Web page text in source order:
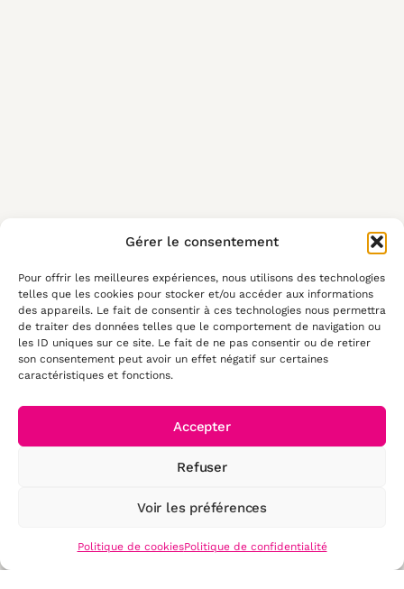
Gérer le consentement
Pour offrir les meilleures expériences, nous utilisons des technologies
telles que les cookies pour stocker et/ou accéder aux informations
des appareils. Le fait de consentir à ces technologies nous permettra
de traiter des données telles que le comportement de navigation ou
les ID uniques sur ce site. Le fait de ne pas consentir ou de retirer
son consentement peut avoir un effet négatif sur certaines
caractéristiques et fonctions.
Accepter
Refuser
Voir les préférences
Politique de cookiesPolitique de confidentialité